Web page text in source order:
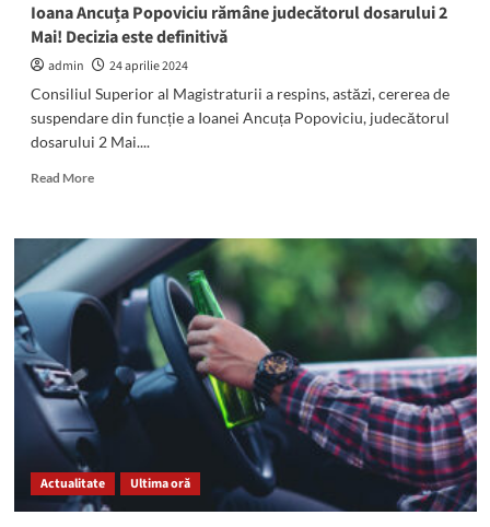
„Acoperișul”.
Cum
acționau
Ioana Ancuța Popoviciu rămâne judecătorul dosarului 2
Mai! Decizia este definitivă
admin
24 aprilie 2024
Consiliul Superior al Magistraturii a respins, astăzi, cererea de
suspendare din funcție a Ioanei Ancuța Popoviciu, judecătorul
dosarului 2 Mai....
Read MoreRead
Ioana
Ancuța
Popoviciu
rămâne
judecătorul
dosarului
Mai!
Decizia
este
definitivă
Actualitate Ultima oră